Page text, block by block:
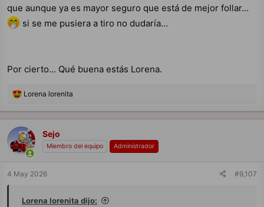
que aunque ya es mayor seguro que está de mejor follar…
si se me pusiera a tiro no dudaría…
Por cierto... Qué buena estás Lorena.
R
a
c
c
i
o
n
s
Lorena lorenita
Sejo
Miembro del equipo Administrador
4 May 2026 #9,107
Lorena lorenita dijo: